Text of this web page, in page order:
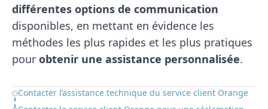
différentes options de communication
disponibles, en mettant en évidence les
méthodes les plus rapides et les plus pratiques
pour obtenir une assistance personnalisée.
Table of Contents
Contacter l’assistance technique du service client Orange